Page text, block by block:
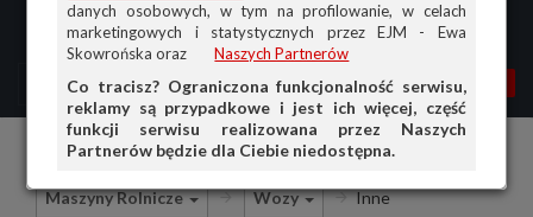
danych osobowych, w tym na profilowanie, w celach
marketingowych i statystycznych przez EJM - Ewa
Skowrońska oraz
Naszych Partnerów
Co tracisz? Ograniczona funkcjonalność serwisu,
reklamy są przypadkowe i jest ich więcej, część
funkcji serwisu realizowana przez Naszych
Partnerów będzie dla Ciebie niedostępna.
MENU MOJA AG
PRZEGLĄD
OFERTA DLA FIRM
Ciągniki i maszyny rolnicze Sprzedam
Maszyny Rolnicze Wozy Inne